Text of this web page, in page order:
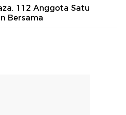
112 Anggota Satu
Bersama